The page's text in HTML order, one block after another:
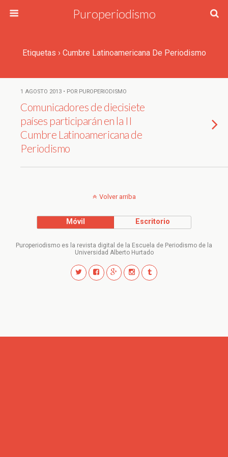
Puroperiodismo
Etiquetas › Cumbre Latinoamericana De Periodismo
1 AGOSTO 2013 • POR PUROPERIODISMO
Comunicadores de diecisiete
países participarán en la II
Cumbre Latinoamericana de
Periodismo
Volver arriba
Móvil Escritorio
Puroperiodismo es la revista digital de la Escuela de Periodismo de la
Universidad Alberto Hurtado